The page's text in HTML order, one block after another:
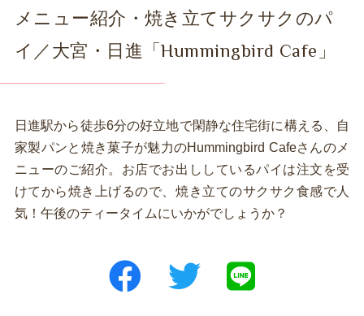
メニュー紹介・焼き立てサクサクのパ
イ／大宮・日進「Hummingbird Cafe」
日進駅から徒歩6分の好立地で閑静な住宅街に構える、自
家製パンと焼き菓子が魅力のHummingbird Cafeさんのメ
ニューのご紹介。お店でお出ししているパイは注文を受
けてから焼き上げるので、焼き立てのサクサク食感で人
気！午後のティータイムにいかがでしょうか？